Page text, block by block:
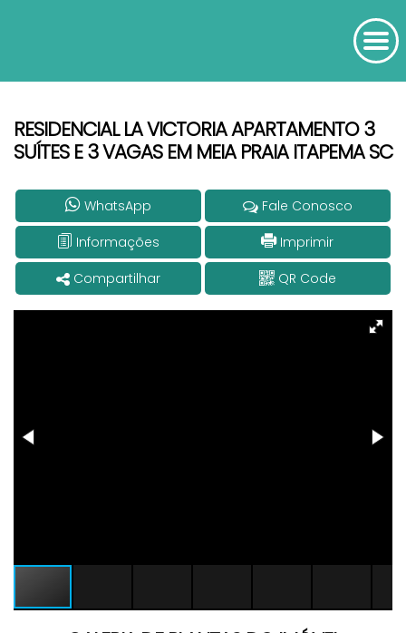
RESIDENCIAL LA VICTORIA APARTAMENTO 3
SUÍTES E 3 VAGAS EM MEIA PRAIA ITAPEMA SC
WhatsApp Fale Conosco
Informações Imprimir
Compartilhar QR Code